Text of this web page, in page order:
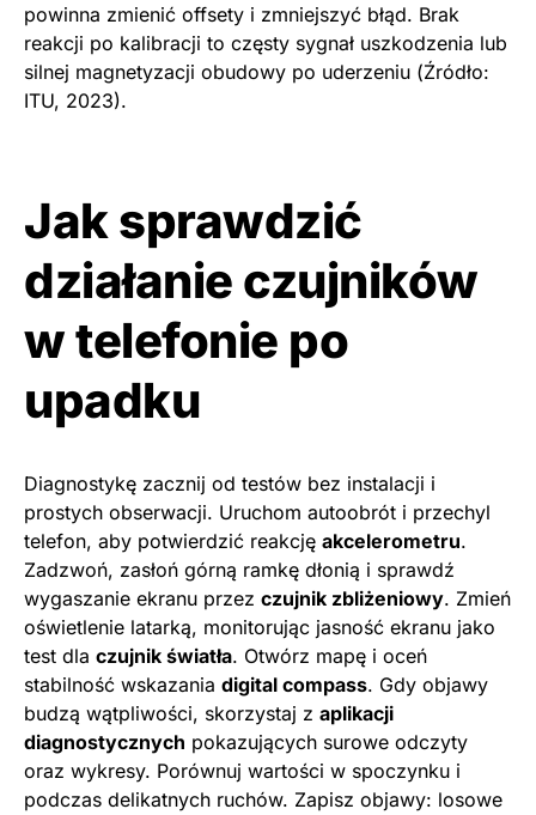
powinna zmienić offsety i zmniejszyć błąd. Brak
reakcji po kalibracji to częsty sygnał uszkodzenia lub
silnej magnetyzacji obudowy po uderzeniu (Źródło:
ITU, 2023).
Jak sprawdzić
działanie czujników
w telefonie po
upadku
Diagnostykę zacznij od testów bez instalacji i
prostych obserwacji. Uruchom autoobrót i przechyl
telefon, aby potwierdzić reakcję akcelerometru.
Zadzwoń, zasłoń górną ramkę dłonią i sprawdź
wygaszanie ekranu przez czujnik zbliżeniowy. Zmień
oświetlenie latarką, monitorując jasność ekranu jako
test dla czujnik światła. Otwórz mapę i oceń
stabilność wskazania digital compass. Gdy objawy
budzą wątpliwości, skorzystaj z aplikacji
diagnostycznych pokazujących surowe odczyty
oraz wykresy. Porównuj wartości w spoczynku i
podczas delikatnych ruchów. Zapisz objawy: losowe